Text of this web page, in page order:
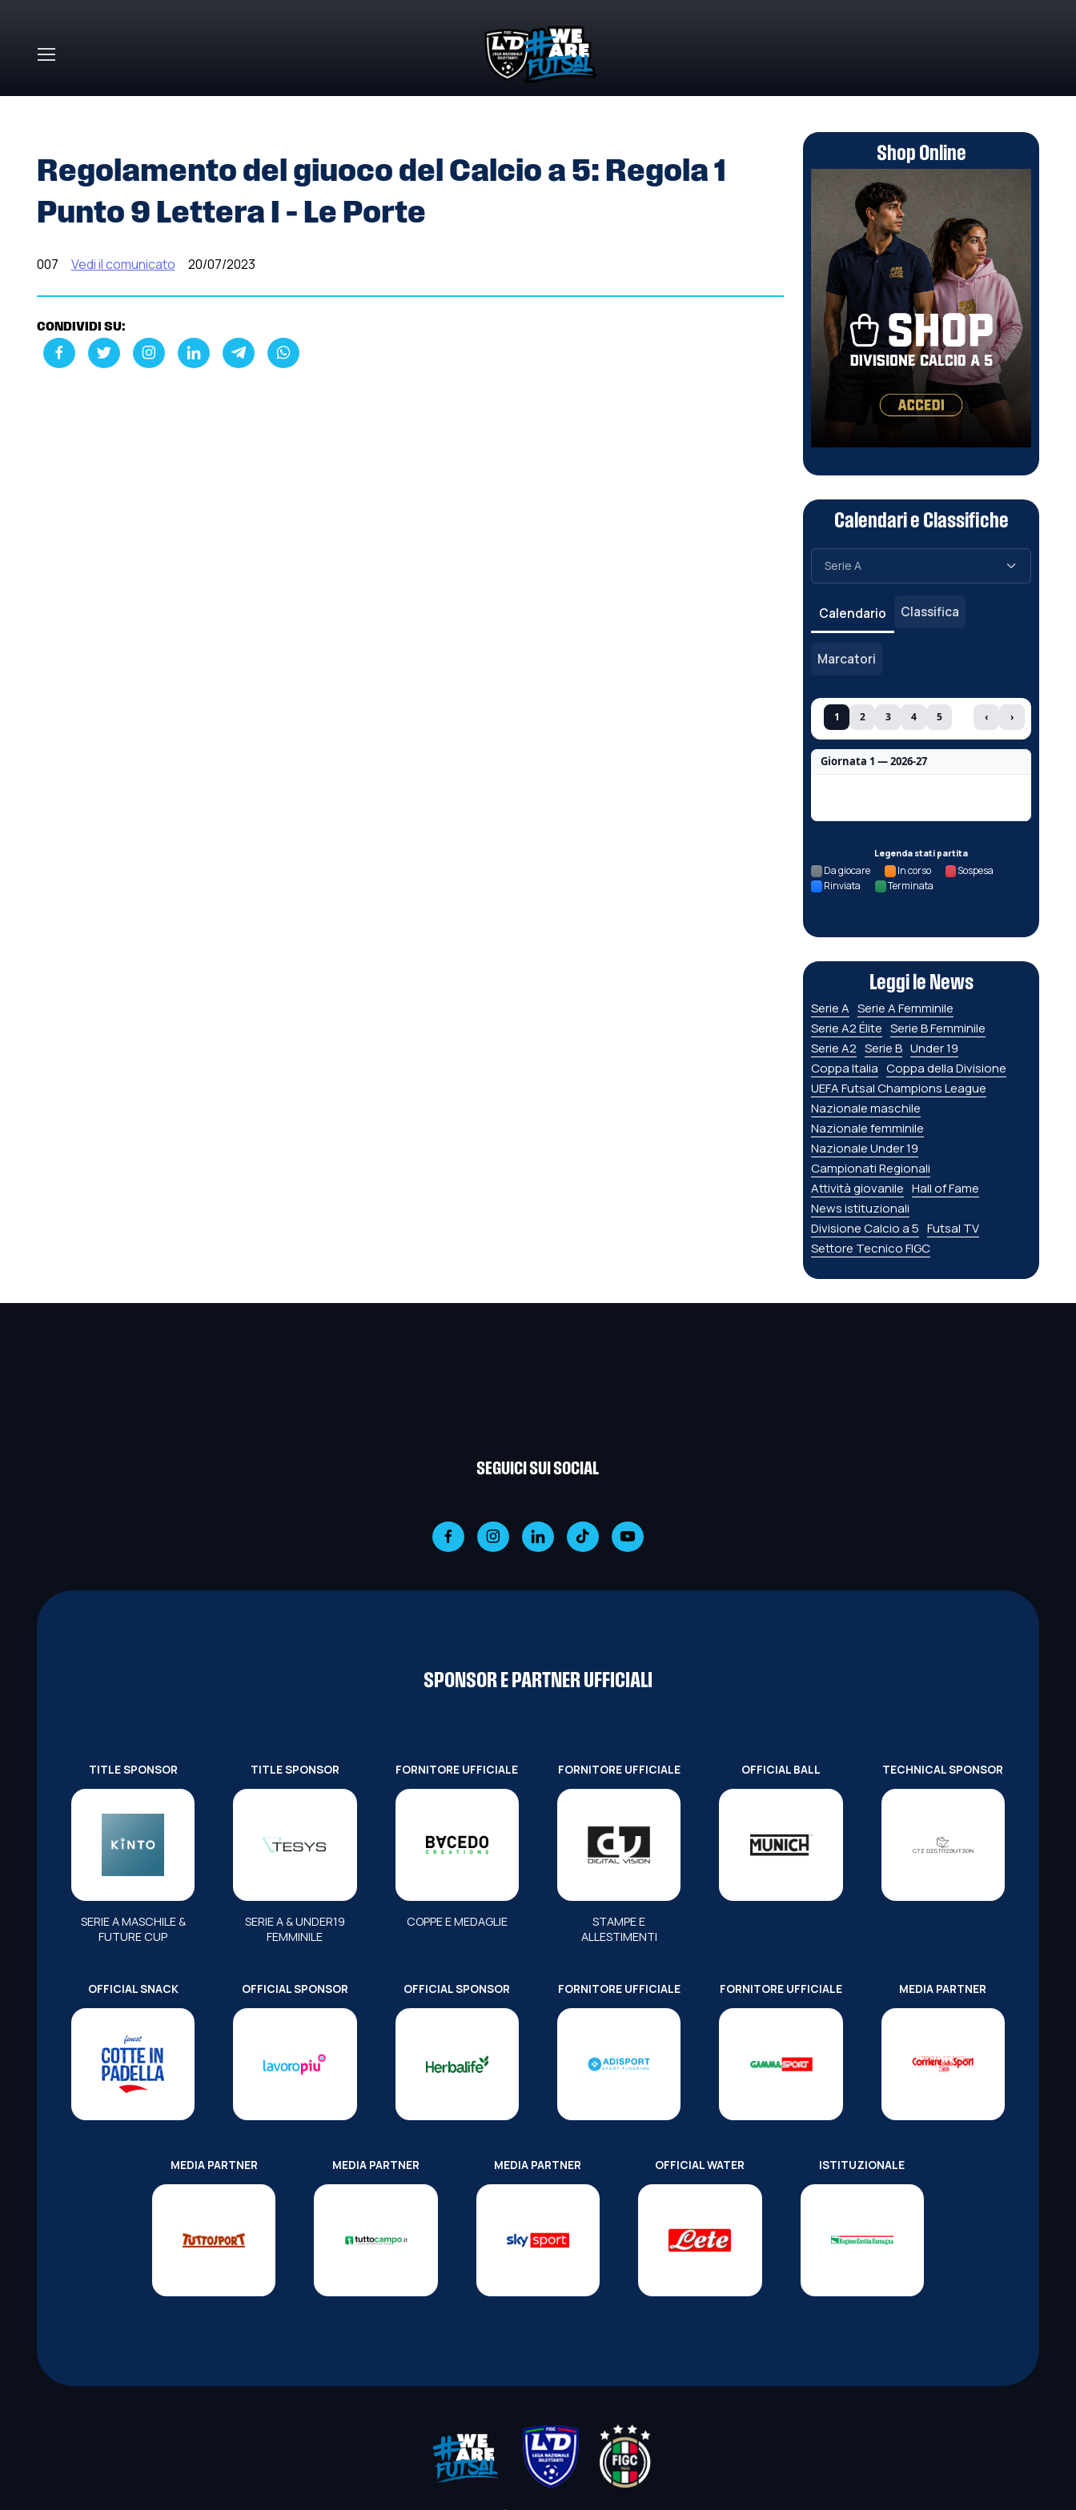
Regolamento del giuoco del Calcio a 5: Regola 1
Punto 9 Lettera I – Le Porte
007 Vedi il comunicato 20/07/2023
CONDIVIDI SU:
Shop Online
Calendari e Classifiche
Calendario Classifica
Marcatori
1 2 3 4 5 ‹ ›
Giornata 1 — 2026-27
Legenda stati partita
Da giocare In corso
Sospesa
Rinviata
Terminata
Leggi le News
Serie A Serie A Femminile
Serie A2 Élite Serie B Femminile
Serie A2 Serie B Under 19
Coppa Italia Coppa della Divisione
UEFA Futsal Champions League
Nazionale maschile
Nazionale femminile
Nazionale Under 19
Campionati Regionali
Attività giovanile Hall of Fame
News istituzionali
Divisione Calcio a 5 Futsal TV
Settore Tecnico FIGC
SEGUICI SUI SOCIAL
SPONSOR E PARTNER UFFICIALI
TITLE SPONSOR
SERIE A MASCHILE &
FUTURE CUP
TITLE SPONSOR
SERIE A & UNDER19
FEMMINILE
FORNITORE UFFICIALE
COPPE E MEDAGLIE
FORNITORE UFFICIALE
STAMPE E
ALLESTIMENTI
OFFICIAL BALL TECHNICAL SPONSOR
OFFICIAL SNACK OFFICIAL SPONSOR OFFICIAL SPONSOR FORNITORE UFFICIALE FORNITORE UFFICIALE MEDIA PARTNER
MEDIA PARTNER MEDIA PARTNER MEDIA PARTNER OFFICIAL WATER ISTITUZIONALE